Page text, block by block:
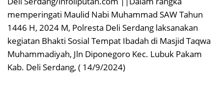
memperingati Maulid Nabi Muhammad SAW Tahun
1446 H, 2024 M, Polresta Deli Serdang laksanakan
kegiatan Bhakti Sosial Tempat Ibadah di Masjid Taqwa
Muhammadiyah, Jln Diponegoro Kec. Lubuk Pakam
Kab. Deli Serdang, ( 14/9/2024)